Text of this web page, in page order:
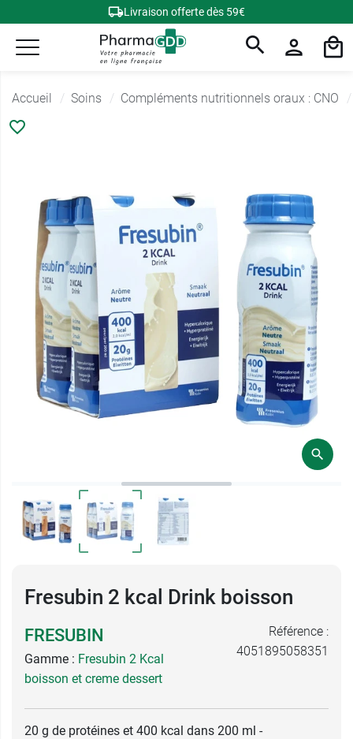
Livraison offerte dès 59€
Accueil Soins Compléments nutritionnels oraux : CNO
Fresubin 2 kcal Drink boisson
FRESUBIN
Gamme : Fresubin 2 Kcal
boisson et creme dessert
Référence :
4051895058351
20 g de protéines et 400 kcal dans 200 ml -